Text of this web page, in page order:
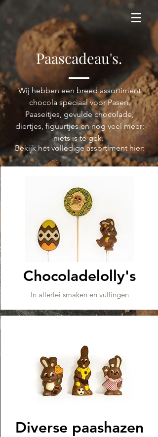
Paascadeau's.
Wij hebben een breed assortiment
chocola speciaal voor Pasen.
Paaseitjes, gevulde chocolade,
diertjes, figuurtjes ennog veel meer;
niets is te gek.
Bekijk het volledige assortiment hier:
Chocoladelolly's
In allerlei smaken en vullingen
Diverse paashazen